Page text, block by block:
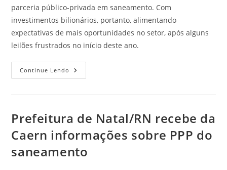
parceria público-privada em saneamento. Com
investimentos bilionários, portanto, alimentando
expectativas de mais oportunidades no setor, após alguns
leilões frustrados no início deste ano.
Continue Lendo
Prefeitura de Natal/RN recebe da
Caern informações sobre PPP do
saneamento